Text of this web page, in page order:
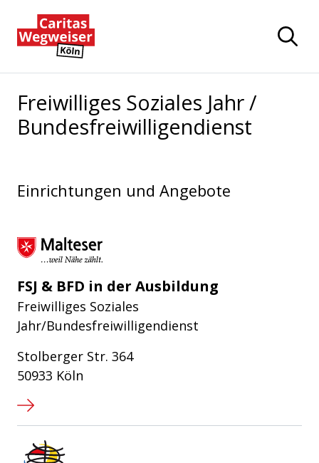
Zur Startseite navigieren
Freiwilliges Soziales Jahr /
Bundesfreiwilligendienst
Einrichtungen und Angebote
Malteser Hilfsdienst e.V.
FSJ & BFD in der Ausbildung
Freiwilliges Soziales
Jahr/Bundesfreiwilligendienst
Stolberger Str. 364
50933 Köln